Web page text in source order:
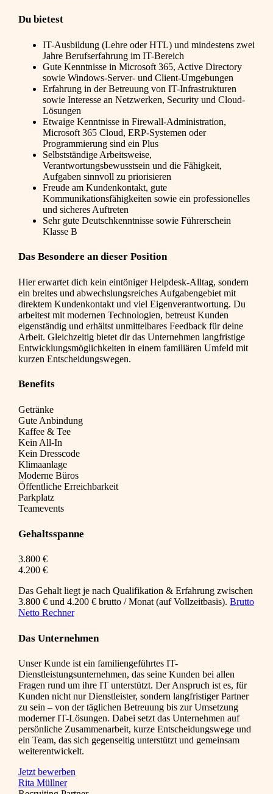
Du bietest
IT-Ausbildung (Lehre oder HTL) und mindestens zwei
Jahre Berufserfahrung im IT-Bereich
Gute Kenntnisse in Microsoft 365, Active Directory
sowie Windows-Server- und Client-Umgebungen
Erfahrung in der Betreuung von IT-Infrastrukturen
sowie Interesse an Netzwerken, Security und Cloud-
Lösungen
Etwaige Kenntnisse in Firewall-Administration,
Microsoft 365 Cloud, ERP-Systemen oder
Programmierung sind ein Plus
Selbstständige Arbeitsweise,
Verantwortungsbewusstsein und die Fähigkeit,
Aufgaben sinnvoll zu priorisieren
Freude am Kundenkontakt, gute
Kommunikationsfähigkeiten sowie ein professionelles
und sicheres Auftreten
Sehr gute Deutschkenntnisse sowie Führerschein
Klasse B
Das Besondere an dieser Position
Hier erwartet dich kein eintöniger Helpdesk-Alltag, sondern
ein breites und abwechslungsreiches Aufgabengebiet mit
direktem Kundenkontakt und viel Eigenverantwortung. Du
arbeitest mit modernen Technologien, betreust Kunden
eigenständig und erhältst unmittelbares Feedback für deine
Arbeit. Gleichzeitig bietet dir das Unternehmen langfristige
Entwicklungsmöglichkeiten in einem familiären Umfeld mit
kurzen Entscheidungswegen.
Benefits
Getränke
Gute Anbindung
Kaffee & Tee
Kein All-In
Kein Dresscode
Klimaanlage
Moderne Büros
Öffentliche Erreichbarkeit
Parkplatz
Teamevents
Gehaltsspanne
3.800 €
4.200 €
Das Gehalt liegt je nach Qualifikation & Erfahrung zwischen
3.800 € und 4.200 € brutto / Monat (auf Vollzeitbasis). Brutto
Netto Rechner
Das Unternehmen
Unser Kunde ist ein familiengeführtes IT-
Dienstleistungsunternehmen, das seine Kunden bei allen
Fragen rund um ihre IT unterstützt. Der Anspruch ist es, für
Kunden nicht nur Dienstleister, sondern langfristiger Partner
zu sein – von der täglichen Betreuung bis zur Umsetzung
moderner IT-Lösungen. Dabei setzt das Unternehmen auf
persönliche Zusammenarbeit, kurze Entscheidungswege und
ein Team, das sich gegenseitig unterstützt und gemeinsam
weiterentwickelt.
Jetzt bewerben
Rita Müllner